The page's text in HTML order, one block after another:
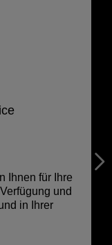
von Mastercard
Lieferant die
können
etc.),